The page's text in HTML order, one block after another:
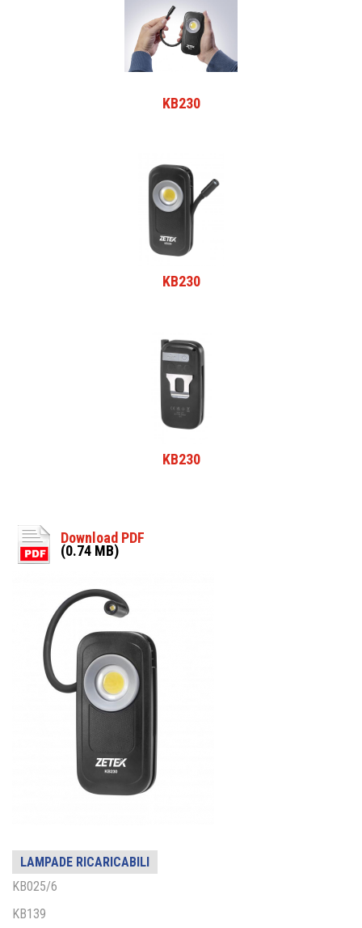
LAMPADE RICARICABILI
KB025/6
KB139
KB230
KB230
KB230
Download PDF
(0.74 MB)